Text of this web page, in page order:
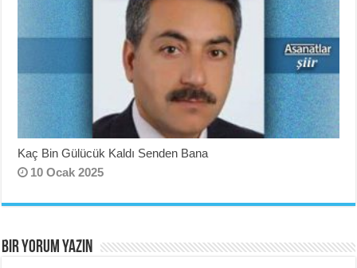
Kaç Bin Gülücük Kaldı Senden Bana
10 Ocak 2025
BIR YORUM YAZIN